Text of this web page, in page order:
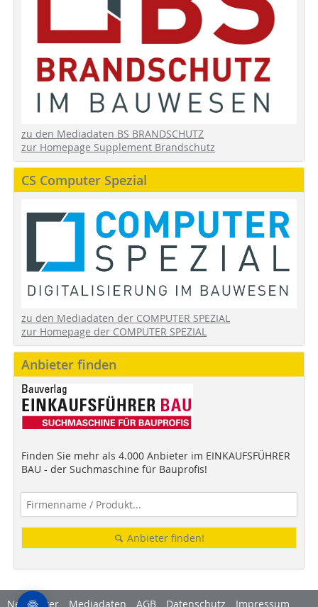
zu den Mediadaten BS BRANDSCHUTZ
zur Homepage Supplement Brandschutz
CS Computer Spezial
zu den Mediadaten der COMPUTER SPEZIAL
zur Homepage der COMPUTER SPEZIAL
Anbieter finden
Finden Sie mehr als 4.000 Anbieter im EINKAUFSFÜHRER
BAU - der Suchmaschine für Bauprofis!
Anbieter finden!
Newsletter Mediadaten AGB Datenschutz Impressum